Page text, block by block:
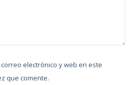
electrónico y web en este
que comente.